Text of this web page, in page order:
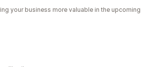
your business more valuable in the upcoming